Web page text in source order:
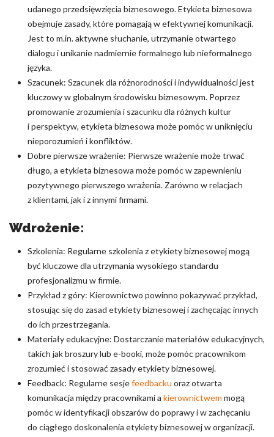
udanego przedsięwzięcia biznesowego. Etykieta biznesowa
obejmuje zasady, które pomagają w efektywnej komunikacji.
Jest to m.in. aktywne słuchanie, utrzymanie otwartego
dialogu i unikanie nadmiernie formalnego lub nieformalnego
języka.
Szacunek: Szacunek dla różnorodności i indywidualności jest
kluczowy w globalnym środowisku biznesowym. Poprzez
promowanie zrozumienia i szacunku dla różnych kultur
i perspektyw, etykieta biznesowa może pomóc w uniknięciu
nieporozumień i konfliktów.
Dobre pierwsze wrażenie: Pierwsze wrażenie może trwać
długo, a etykieta biznesowa może pomóc w zapewnieniu
pozytywnego pierwszego wrażenia. Zarówno w relacjach
z klientami, jak i z innymi firmami.
Wdrożenie:
Szkolenia: Regularne szkolenia z etykiety biznesowej mogą
być kluczowe dla utrzymania wysokiego standardu
profesjonalizmu w firmie.
Przykład z góry: Kierownictwo powinno pokazywać przykład,
stosując się do zasad etykiety biznesowej i zachęcając innych
do ich przestrzegania.
Materiały edukacyjne: Dostarczanie materiałów edukacyjnych,
takich jak broszury lub e-booki, może pomóc pracownikom
zrozumieć i stosować zasady etykiety biznesowej.
Feedback: Regularne sesjefeedbacku oraz otwarta
komunikacja między pracownikami a kierownictwem mogą
pomóc w identyfikacji obszarów do poprawy i w zachęcaniu
do ciągłego doskonalenia etykiety biznesowej w organizacji.